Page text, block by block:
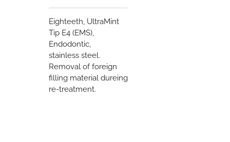
Eighteeth, UltraMint
Tip E4 (EMS),
Endodontic,
stainless steel.
Removal of foreign
filling material dureing
re-treatment.